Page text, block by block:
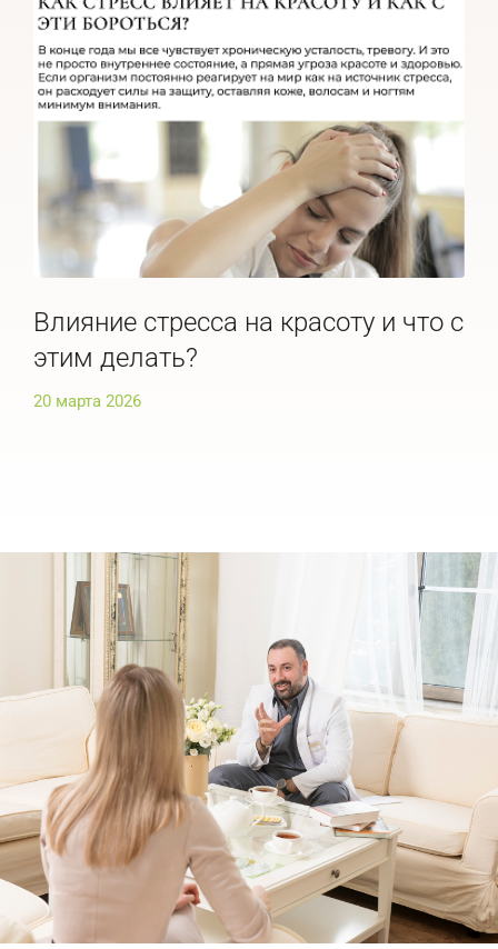
Влияние стресса на красоту и что с
этим делать?
20 марта 2026